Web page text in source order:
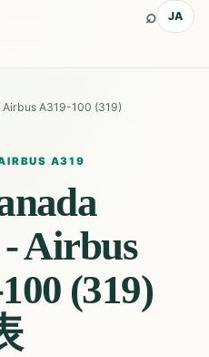
⌕ JA
Airbus A319-100 (319)
A319
Airbus
(319)